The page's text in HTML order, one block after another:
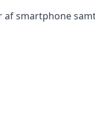
af smartphone